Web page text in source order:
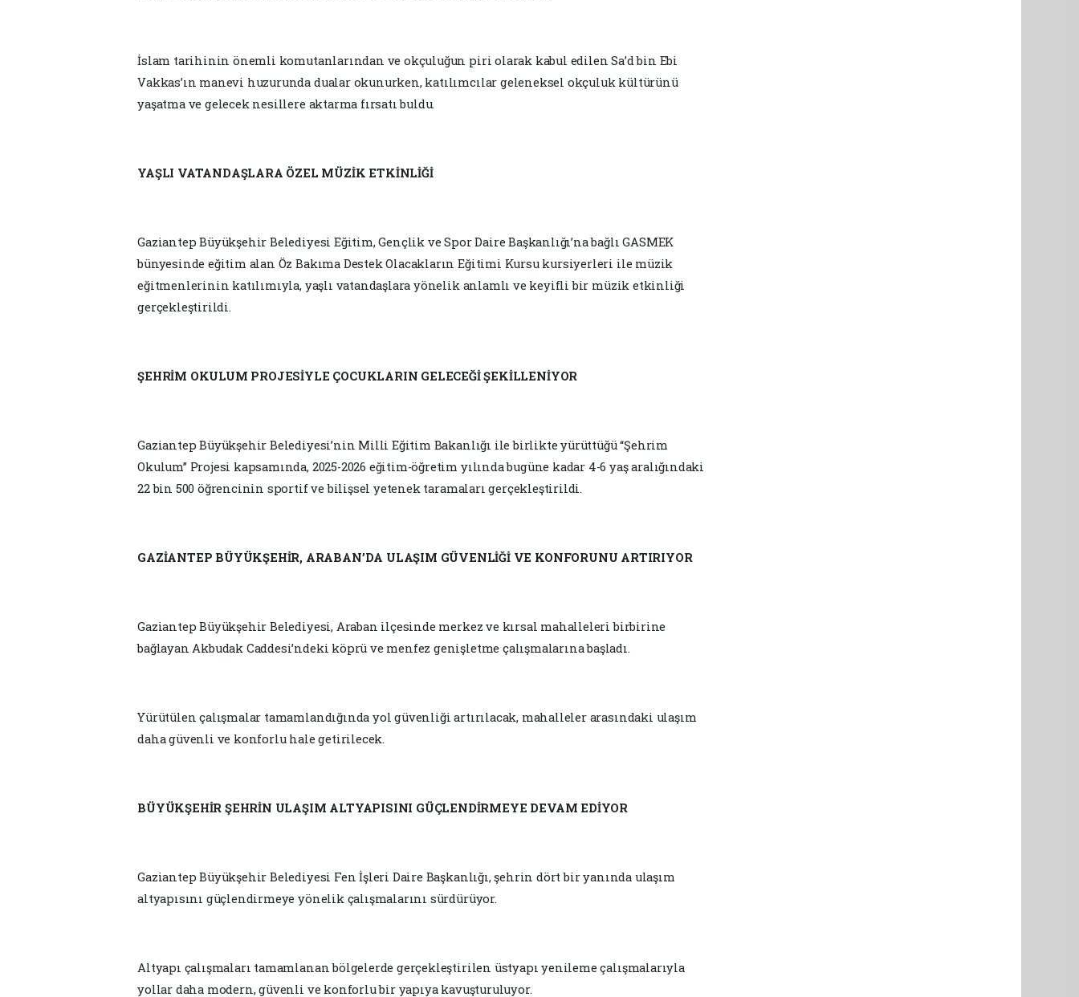
İslam tarihinin önemli komutanlarından ve okçuluğun piri olarak kabul edilen Sa’d bin Ebi
Vakkas’ın manevi huzurunda dualar okunurken, katılımcılar geleneksel okçuluk kültürünü
yaşatma ve gelecek nesillere aktarma fırsatı buldu.
YAŞLI VATANDAŞLARA ÖZEL MÜZİK ETKİNLİĞİ
Gaziantep Büyükşehir Belediyesi Eğitim, Gençlik ve Spor Daire Başkanlığı’na bağlı GASMEK
bünyesinde eğitim alan Öz Bakıma Destek Olacakların Eğitimi Kursu kursiyerleri ile müzik
eğitmenlerinin katılımıyla, yaşlı vatandaşlara yönelik anlamlı ve keyifli bir müzik etkinliği
gerçekleştirildi.
ŞEHRİM OKULUM PROJESİYLE ÇOCUKLARIN GELECEĞİ ŞEKİLLENİYOR
Gaziantep Büyükşehir Belediyesi’nin Milli Eğitim Bakanlığı ile birlikte yürüttüğü “Şehrim
Okulum” Projesi kapsamında, 2025-2026 eğitim-öğretim yılında bugüne kadar 4-6 yaş aralığındaki
22 bin 500 öğrencinin sportif ve bilişsel yetenek taramaları gerçekleştirildi.
GAZİANTEP BÜYÜKŞEHİR, ARABAN’DA ULAŞIM GÜVENLİĞİ VE KONFORUNU ARTIRIYOR
Gaziantep Büyükşehir Belediyesi, Araban ilçesinde merkez ve kırsal mahalleleri birbirine
bağlayan Akbudak Caddesi’ndeki köprü ve menfez genişletme çalışmalarına başladı.
Yürütülen çalışmalar tamamlandığında yol güvenliği artırılacak, mahalleler arasındaki ulaşım
daha güvenli ve konforlu hale getirilecek.
BÜYÜKŞEHİR ŞEHRİN ULAŞIM ALTYAPISINI GÜÇLENDİRMEYE DEVAM EDİYOR
Gaziantep Büyükşehir Belediyesi Fen İşleri Daire Başkanlığı, şehrin dört bir yanında ulaşım
altyapısını güçlendirmeye yönelik çalışmalarını sürdürüyor.
Altyapı çalışmaları tamamlanan bölgelerde gerçekleştirilen üstyapı yenileme çalışmalarıyla
yollar daha modern, güvenli ve konforlu bir yapıya kavuşturuluyor.